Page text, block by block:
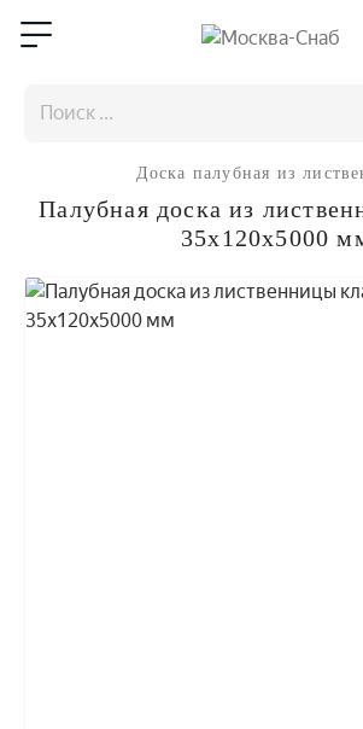
Доска палубная из
Палубная доска из
35x120x5000